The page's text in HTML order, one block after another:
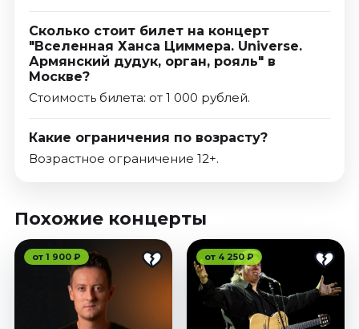
Сколько стоит билет на концерт
"Вселенная Ханса Циммера. Universe.
Армянский дудук, орган, рояль" в
Москве?
Стоимость билета: от 1 000 рублей.
Какие ограничения по возрасту?
Возрастное ограничение 12+.
Похожие концерты
от 1 900 ₽ от 4 250 ₽